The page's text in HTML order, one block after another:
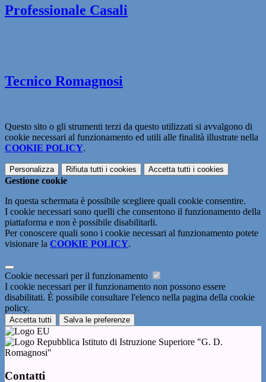
Professionale Casali
Tecnico Romagnosi
Questo sito o gli strumenti terzi da questo utilizzati si avvalgono di
cookie necessari al funzionamento ed utili alle finalità illustrate nella
COOKIE POLICY.
Personalizza Rifiuta tutti i cookies Accetta tutti i cookies
Gestione cookie
In questa schermata è possibile scegliere quali cookie consentire.
I cookie necessari sono quelli che consentono il funzionamento della
piattaforma e non è possibile disabilitarli.
Per conoscere quali sono i cookie necessari al funzionamento potete
visionare la COOKIE POLICY.
Cookie necessari per il funzionamento
I cookie necessari per il funzionamento non possono essere
disabilitati. È possibile consultare l'elenco nella pagina della cookie
policy.
Accetta tutti Salva le preferenze
Istituto di Istruzione Superiore "G. D.
Romagnosi"
Contatti